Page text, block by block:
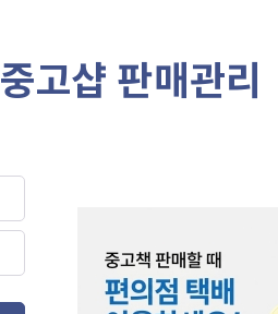
중고샵 판매관리